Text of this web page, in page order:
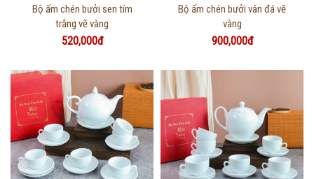
Thông tin chi tiết
Bộ ấm chén bưởi sen tím
trắng vẽ vàng
520,000đ
Thông tin chi tiết
Bộ ấm chén bưởi vân đá vẽ
vàng
900,000đ